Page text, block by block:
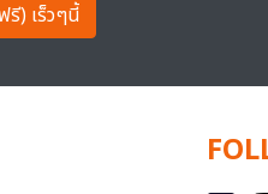
รี) เร็วๆนี้